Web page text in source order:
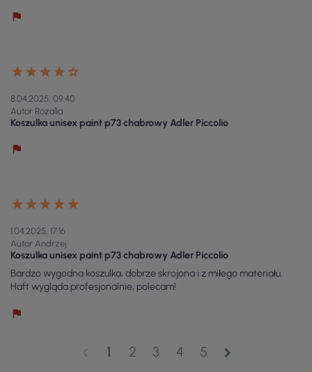
8.04.2025, 09:40
Autor Rozalia
Koszulka unisex paint p73 chabrowy Adler Piccolio
1.04.2025, 17:16
Autor Andrzej
Koszulka unisex paint p73 chabrowy Adler Piccolio
Bardzo wygodna koszulka, dobrze skrojona i z miłego materiału.
Haft wygląda profesjonalnie, polecam!
1 2 3 4 5 chevron_right